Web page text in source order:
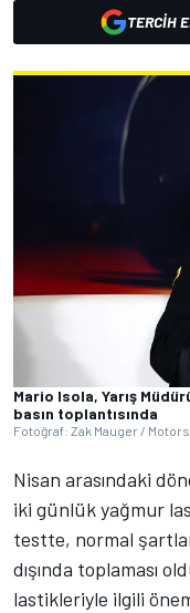
TERCIH
Mario Isola, Yarış
basın toplantısında
Fotoğraf: Zak Mauger /
Nisan arasındaki
iki günlük yağmur
testte, normal
dışında toplaması
lastikleriyle ilgili